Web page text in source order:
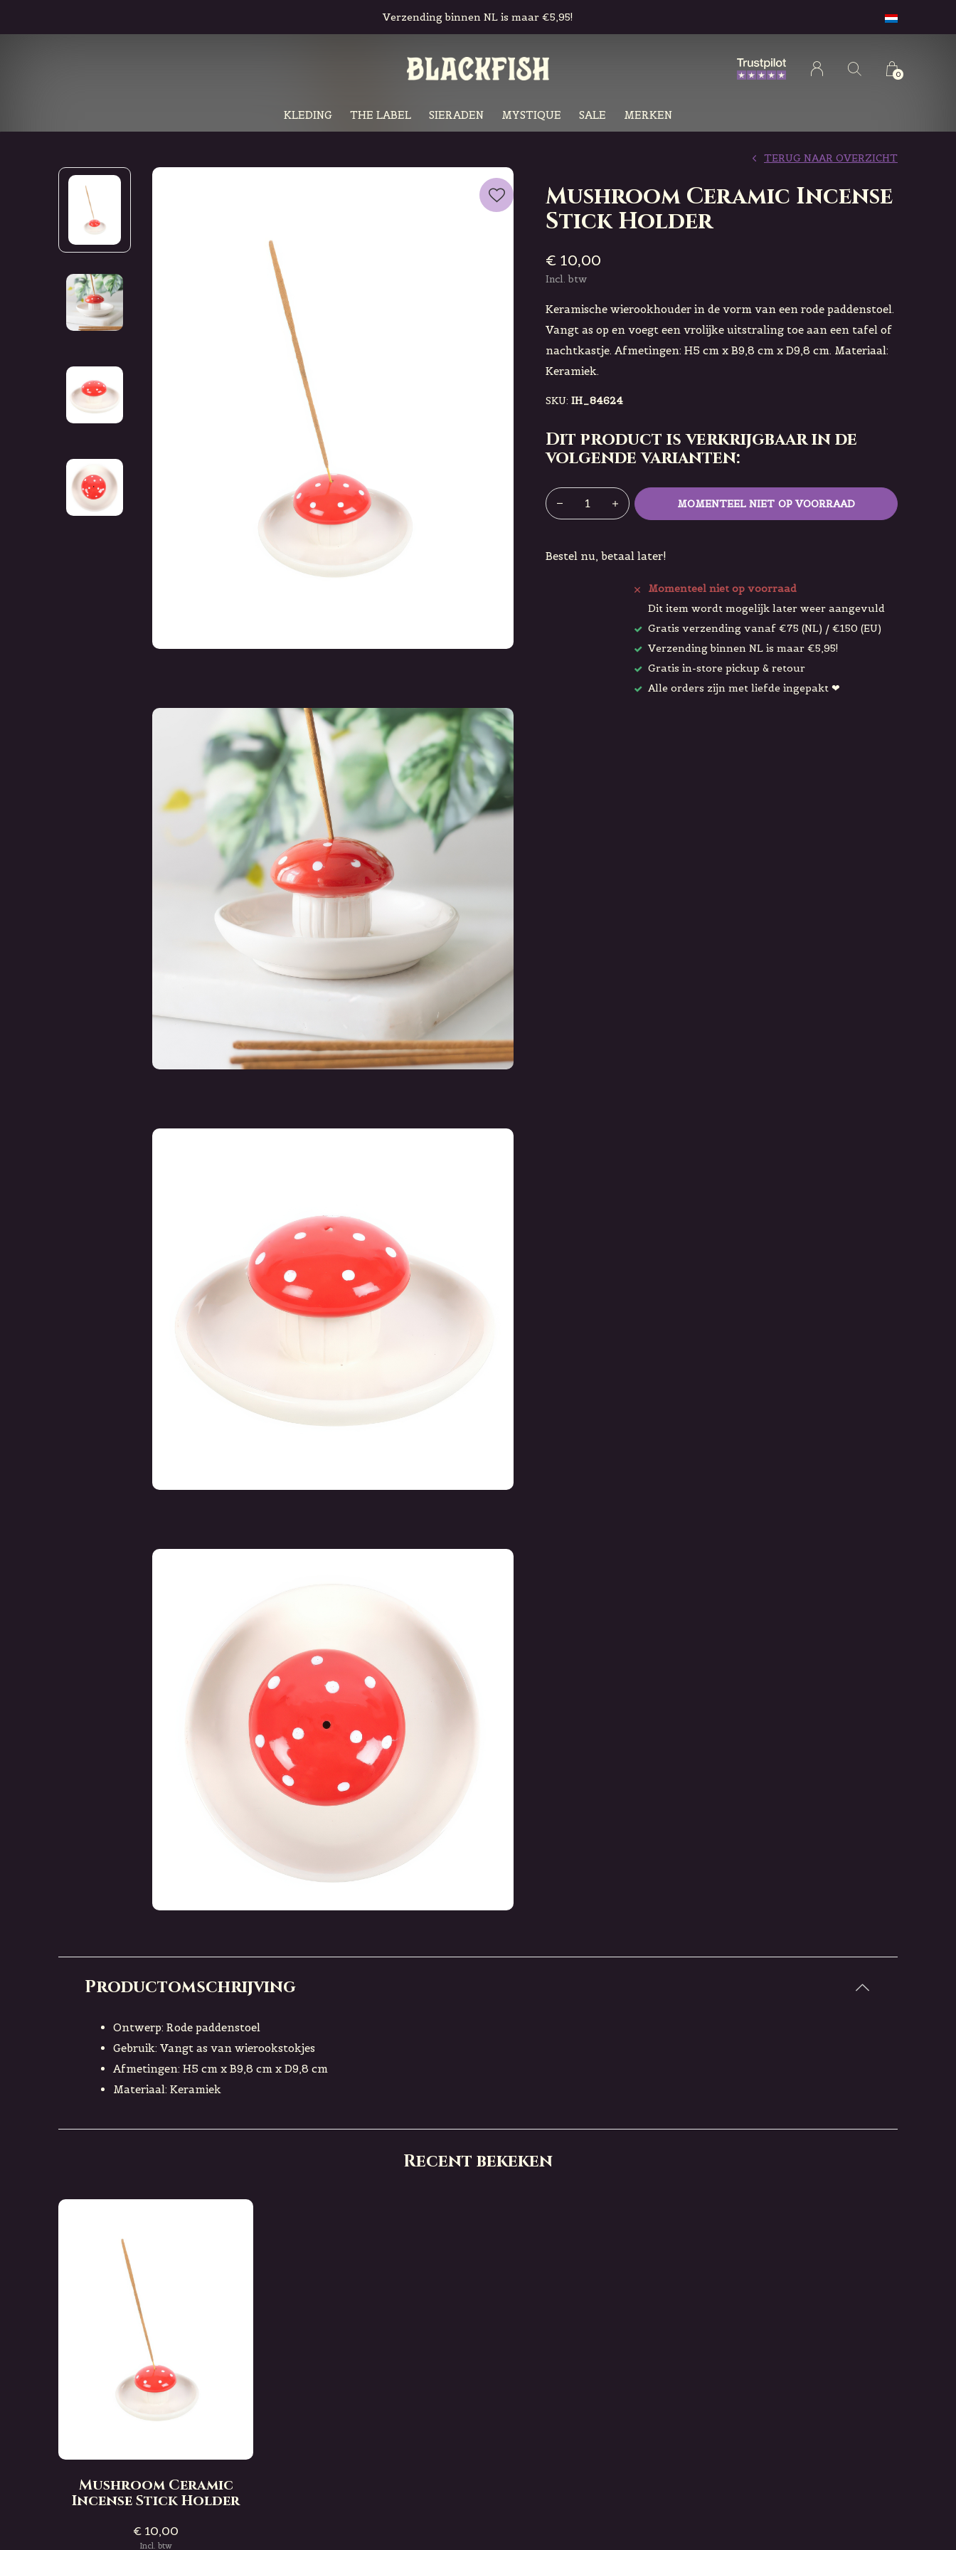
KLEDING THE LABEL SIERADEN MYSTIQUE SALE MERKEN
0
Gratis in-store pickup & retour
Mushroom Ceramic Incense
Stick Holder
TERUG NAAR OVERZICHT
€ 10,00
Incl. btw
Keramische wierookhouder in de vorm van een rode paddenstoel.
Vangt as op en voegt een vrolijke uitstraling toe aan een tafel of
nachtkastje. Afmetingen: H5 cm x B9,8 cm x D9,8 cm. Materiaal:
Keramiek.
SKU: IH_84624
Dit product is verkrijgbaar in de
volgende varianten:
MOMENTEEL NIET OP VOORRAAD
Bestel nu, betaal later!
Momenteel niet op voorraad
Dit item wordt mogelijk later weer aangevuld
Gratis verzending vanaf €75 (NL) / €150 (EU)
Verzending binnen NL is maar €5,95!
Gratis in-store pickup & retour
Alle orders zijn met liefde ingepakt ❤
Productomschrijving
Ontwerp: Rode paddenstoel
Gebruik: Vangt as van wierookstokjes
Afmetingen: H5 cm x B9,8 cm x D9,8 cm
Materiaal: Keramiek
Recent bekeken
Mushroom Ceramic
Incense Stick Holder
€ 10,00
Incl. btw